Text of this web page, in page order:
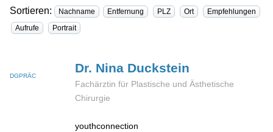
Sortieren: Nachname Entfernung PLZ Ort
Empfehlungen
Aufrufe
Portrait
DGPRÄC
Dr. Nina Duckstein
Fachärztin für Plastische und Ästhetische
Chirurgie
youthconnection